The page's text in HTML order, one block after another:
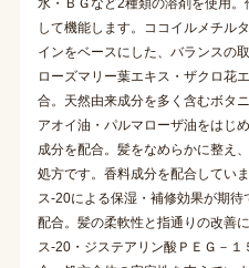
して機能します。ココイルメチル
インをベースにした、バランスの
ローズマリー葉エキス・ザクロ花
合。天然由来成分を多く含むボタ
アオイ油・パルマローザ油をはじ
成分を配合。髪をなめらかに整え
処方です。香料成分を配合してい
ス-20による保湿・補修効果が期
配合。髪の柔軟性と指通りの改善
ス-20・ジステアリン酸ＰＥＧ－